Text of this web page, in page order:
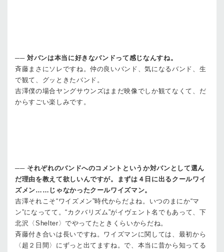
── 対バンは本当に好きなバンドって感じなんすね。
斉藤まさにソレですね。仲の良いバンド、気になるバンド、生
で観て、グッときたバンド。
吉澤僕の場合ヤングサウンズはまだ映像でしか観てなくて、だ
からすごい楽しみです。
── それぞれのバンドへのコメントというか対バンとして選ん
だ理由を教えて欲しいんですが。まずは４日に出るクールワイ
ズメン……じゃなかったクールワイズマン。
吉澤それこそ“ワイズメン”時代からだよね。いつのまにか“マ
ン”になってて。“カクバリズム”がイヴェント名でもあって、下
北沢〈Shelter〉でやってたときくらいからだね。
斉藤付き合いは長いですね。ワイズマンに関しては、最初から
〈超２日間〉にずっと出てますね。で、本当に昔から知ってる